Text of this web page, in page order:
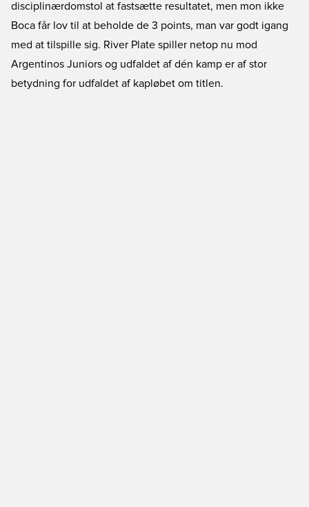
disciplinærdomstol at fastsætte resultatet, men mon ikke
Boca får lov til at beholde de 3 points, man var godt igang
med at tilspille sig. River Plate spiller netop nu mod
Argentinos Juniors og udfaldet af dén kamp er af stor
betydning for udfaldet af kapløbet om titlen.